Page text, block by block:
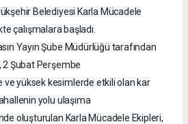
Belediyesi Karla Mücadele
çalışmalara başladı.
Yayın Şube Müdürlüğü tarafından
2 Şubat Perşembe
yüksek kesimlerde etkili olan kar
yolu ulaşıma
oluşturulan Karla Mücadele Ekipleri,